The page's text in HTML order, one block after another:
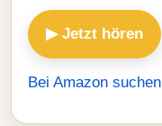
▶ Jetzt hören
Bei Amazon